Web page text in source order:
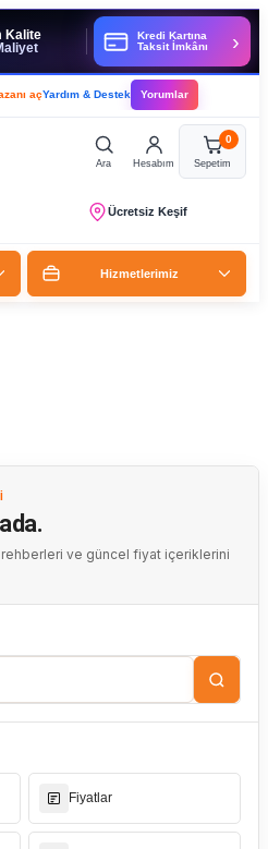
Kalite
Kredi Kartına
Taksit İmkânı
›
açYardım & Destek Yorumlar
Ara Hesabım
0
Sepetim
Ücretsiz Keşif
Hizmetlerimiz
ve güncel fiyat içeriklerini
Fiyatlar